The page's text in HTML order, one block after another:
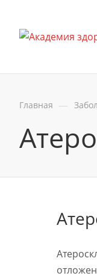
Главная —